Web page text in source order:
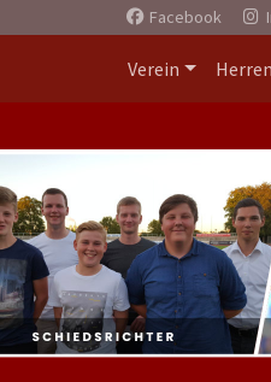
Facebook
Verein Herren